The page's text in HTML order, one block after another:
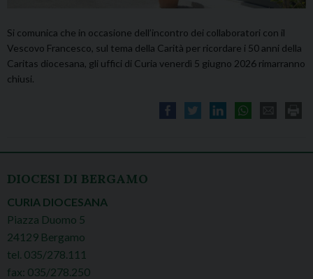
Si comunica che in occasione dell’incontro dei collaboratori con il
Vescovo Francesco, sul tema della Carità per ricordare i 50 anni della
Caritas diocesana, gli uffici di Curia venerdì 5 giugno 2026 rimarranno
chiusi.
DIOCESI DI BERGAMO
CURIA DIOCESANA
Piazza Duomo 5
24129 Bergamo
tel. 035/278.111
fax: 035/278.250